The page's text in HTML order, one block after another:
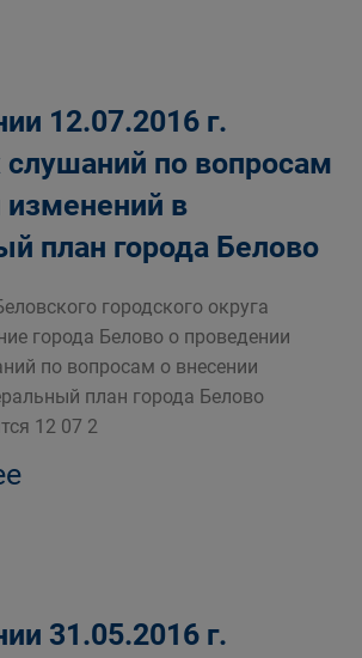
12.07.2016 г.
по вопросам
изменений в
план города Белово
городского округа
города Белово о проведении
по вопросам о внесении
план города Белово
12 07 2
31.05.2016 г.